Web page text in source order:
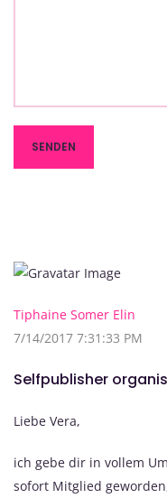
Tiphaine Somer Elin
7/14/2017 7:31:33 PM
Selfpublisher
Liebe Vera,
ich gebe dir in vollem
sofort Mitglied